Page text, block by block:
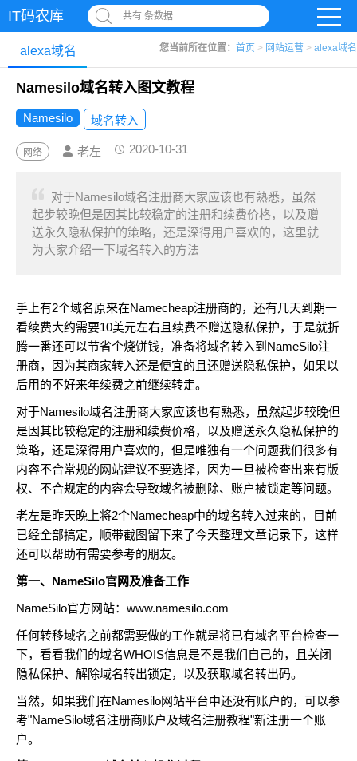
IT码农库 共有 条数据
您当前所在位置： 首页 > 网站运营 > alexa域名
alexa域名
Namesilo域名转入图文教程
Namesilo 域名转入
网络 老左 2020-10-31
对于Namesilo域名注册商大家应该也有熟悉，虽然
起步较晚但是因其比较稳定的注册和续费价格，以及赠
送永久隐私保护的策略，还是深得用户喜欢的，这里就
为大家介绍一下域名转入的方法
手上有2个域名原来在Namecheap注册商的，还有几天到期一
看续费大约需要10美元左右且续费不赠送隐私保护，于是就折
腾一番还可以节省个烧饼钱，准备将域名转入到NameSilo注
册商，因为其商家转入还是便宜的且还赠送隐私保护，如果以
后用的不好来年续费之前继续转走。
对于Namesilo域名注册商大家应该也有熟悉，虽然起步较晚但
是因其比较稳定的注册和续费价格，以及赠送永久隐私保护的
策略，还是深得用户喜欢的，但是唯独有一个问题我们很多有
内容不合常规的网站建议不要选择，因为一旦被检查出来有版
权、不合规定的内容会导致域名被删除、账户被锁定等问题。
老左是昨天晚上将2个Namecheap中的域名转入过来的，目前
已经全部搞定，顺带截图留下来了今天整理文章记录下，这样
还可以帮助有需要参考的朋友。
第一、NameSilo官网及准备工作
NameSilo官方网站： www.namesilo.com
任何转移域名之前都需要做的工作就是将已有域名平台检查一
下，看看我们的域名WHOIS信息是不是我们自己的，且关闭
隐私保护、解除域名转出锁定，以及获取域名转出码。
当然，如果我们在Namesilo网站平台中还没有账户的，可以参
考"NameSilo域名注册商账户及域名注册教程"新注册一个账
户。